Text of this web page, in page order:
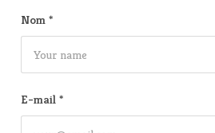
Nom *
E-mail *